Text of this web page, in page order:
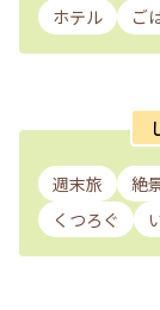
ホテル
ご
週末旅 絶
くつろぐ